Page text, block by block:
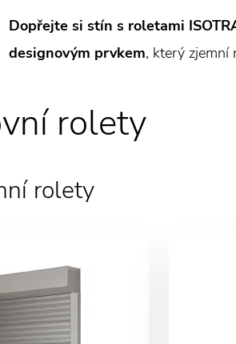
Dopřejte si stín s roletami
designovým prvkem, který zjemní
rolety
rolety